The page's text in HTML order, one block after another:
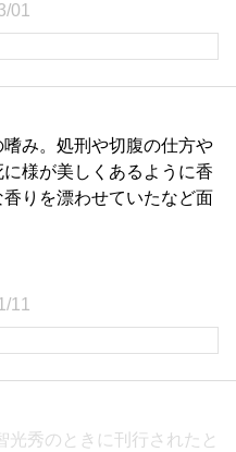
01
み。処刑や切腹の仕方や
様が美しくあるように香
りを漂わせていたなど面
11
光秀のときに刊行されたと